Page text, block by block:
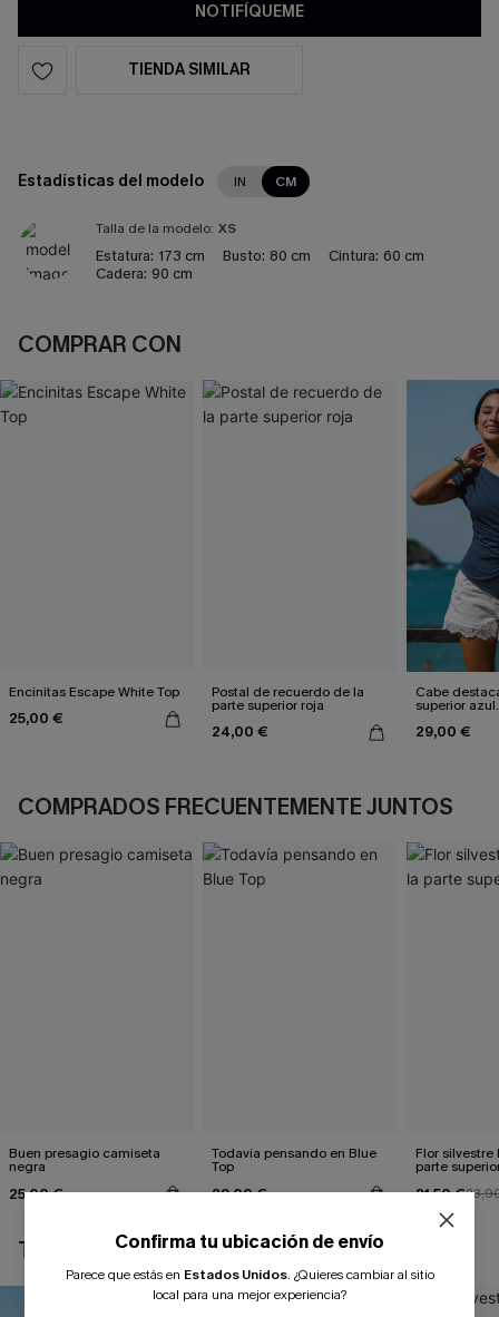
NOTIFÍQUEME
TIENDA SIMILAR
Estadísticas del modelo IN CM
Talla de la modelo: XS
Estatura: 173 cm Busto: 80 cm Cintura: 60 cm
Cadera: 90 cm
COMPRAR CON
Encinitas Escape White Top
25,00 €
Postal de recuerdo de la
parte superior roja
24,00 €
Cabe
superior azul.
29,00 €
COMPRADOS FRECUENTEMENTE JUNTOS
Buen presagio camiseta
negra
25,00 €
Todavía pensando en Blue
Top
29,00 €
Flor silvestre
parte
21,50 €
TAMBIÉN TE PUEDE GUSTAR
Confirma tu ubicación de envío
Parece que estás en Estados Unidos. ¿Quieres cambiar al sitio
local para una mejor experiencia?